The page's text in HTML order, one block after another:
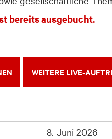
bereits ausgebucht.
WEITERE LIVE-
8. Juni 2026